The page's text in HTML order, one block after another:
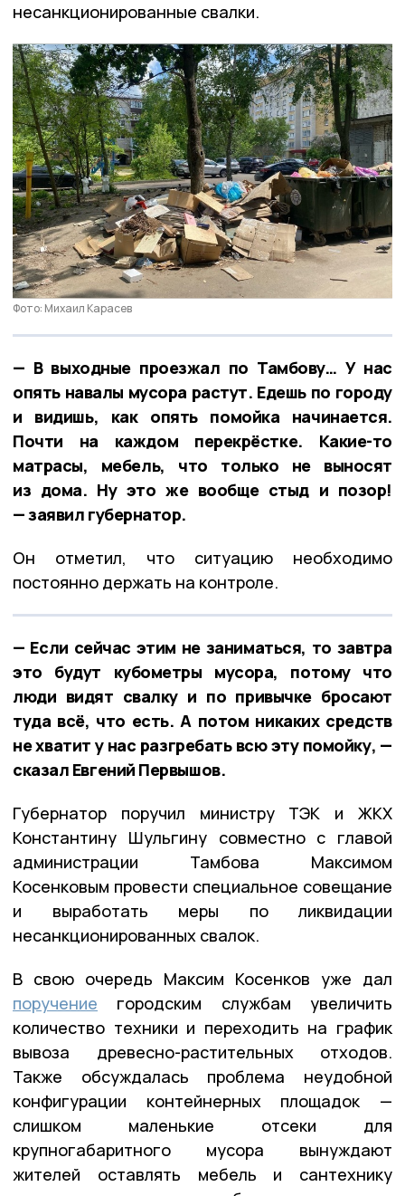
несанкционированные свалки.
Фото: Михаил Карасев
— В выходные проезжал по Тамбову… У нас
опять навалы мусора растут. Едешь по городу
и видишь, как опять помойка начинается.
Почти на каждом перекрёстке. Какие-то
матрасы, мебель, что только не выносят
из дома. Ну это же вообще стыд и позор!
— заявил губернатор.
Он отметил, что ситуацию необходимо
постоянно держать на контроле.
— Если сейчас этим не заниматься, то завтра
это будут кубометры мусора, потому что
люди видят свалку и по привычке бросают
туда всё, что есть. А потом никаких средств
не хватит у нас разгребать всю эту помойку, —
сказал Евгений Первышов.
Губернатор поручил министру ТЭК и ЖКХ
Константину Шульгину совместно с главой
администрации Тамбова Максимом
Косенковым провести специальное совещание
и выработать меры по ликвидации
несанкционированных свалок.
В свою очередь Максим Косенков уже дал
поручение городским службам увеличить
количество техники и переходить на график
вывоза древесно-растительных отходов.
Также обсуждалась проблема неудобной
конфигурации контейнерных площадок —
слишком маленькие отсеки для
крупногабаритного мусора вынуждают
жителей оставлять мебель и сантехнику